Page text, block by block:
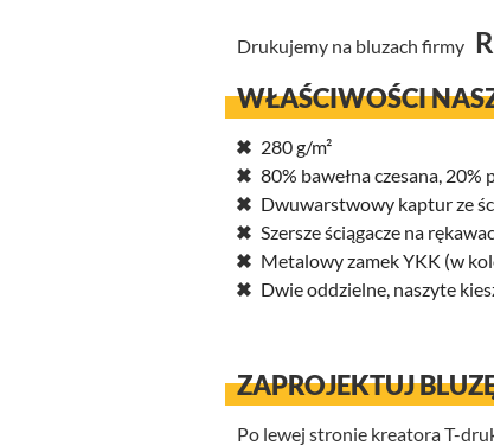
Drukujemy na bluzach firmy
WŁAŚCIWOŚCI
280 g/m²
80% bawełna czesana, 20%
Dwuwarstwowy kaptur ze
Szersze ściągacze na
Metalowy zamek YKK (w
Dwie oddzielne, naszyte
ZAPROJEKTUJ
Po lewej stronie kreatora T-